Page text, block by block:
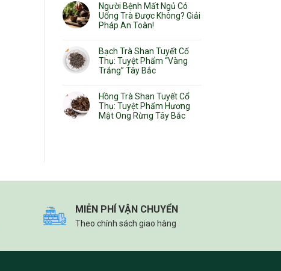
Người Bệnh Mất Ngủ Có
Uống Trà Được Không? Giải
Pháp An Toàn!
Bạch Trà Shan Tuyết Cổ
Thụ: Tuyệt Phẩm “Vàng
Trắng” Tây Bắc
Hồng Trà Shan Tuyết Cổ
Thụ: Tuyệt Phẩm Hương
Mật Ong Rừng Tây Bắc
MIỄN PHÍ VẬN CHUYỂN
Theo chính sách giao hàng